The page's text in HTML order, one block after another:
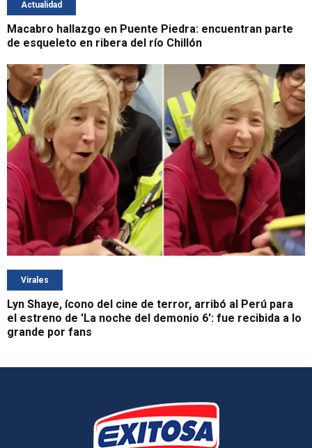
Actualidad
Macabro hallazgo en Puente Piedra: encuentran parte
de esqueleto en ribera del río Chillón
Virales
Lyn Shaye, ícono del cine de terror, arribó al Perú para
el estreno de 'La noche del demonio 6': fue recibida a lo
grande por fans